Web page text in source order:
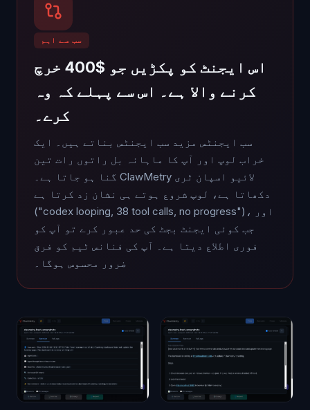
سب سے اہم
اس ایجنٹ کو پکڑیں جو $400 خرچ
کرنے والا ہے۔ اس سے پہلے کہ وہ
کرے۔
سب ایجنٹس مزید سب ایجنٹس بناتے ہیں۔ ایک
خراب لوپ اور آپ کا ماہانہ بل راتوں رات تین
گنا ہو جاتا ہے۔ ClawMetry لائیو اسپان ٹری
دکھاتا ہے، لوپ شروع ہوتے ہی نشان زد کرتا ہے
("codex looping, 38 tool calls, no progress")، اور
جب کوئی ایجنٹ بجٹ کی حد عبور کرے تو آپ کو
فوری اطلاع دیتا ہے۔ آپ کی فنانس ٹیم کو فرق
ضرور محسوس ہوگا۔